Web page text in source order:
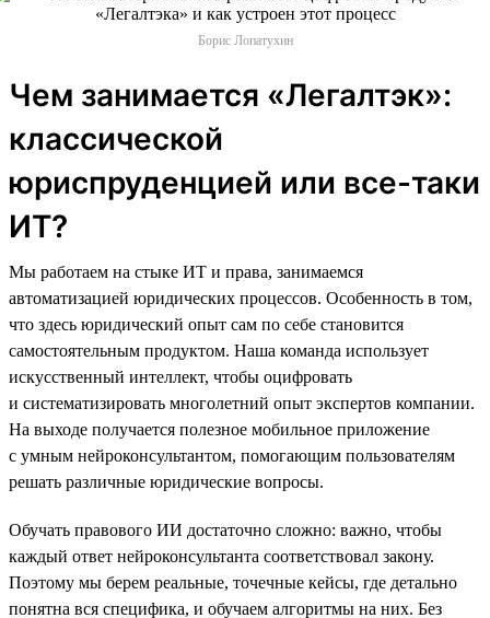
Борис Лопатухин
Чем занимается «Легалтэк»:
классической
юриспруденцией или все-таки
ИТ?
Мы работаем на стыке ИТ и права, занимаемся
автоматизацией юридических процессов. Особенность в том,
что здесь юридический опыт сам по себе становится
самостоятельным продуктом. Наша команда использует
искусственный интеллект, чтобы оцифровать
и систематизировать многолетний опыт экспертов компании.
На выходе получается полезное мобильное приложение
с умным нейроконсультантом, помогающим пользователям
решать различные юридические вопросы.
Обучать правового ИИ достаточно сложно: важно, чтобы
каждый ответ нейроконсультанта соответствовал закону.
Поэтому мы берем реальные, точечные кейсы, где детально
понятна вся специфика, и обучаем алгоритмы на них. Без